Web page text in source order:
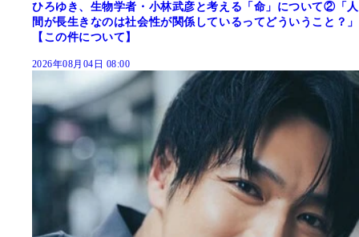
ひろゆき、生物学者・小林武彦と考える「命」について②「人
間が長生きなのは社会性が関係しているってどういうこと？」
【この件について】
2026年08月04日 08:00